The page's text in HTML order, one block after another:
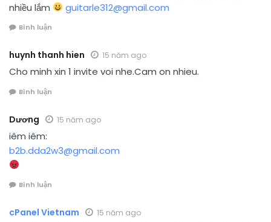
nhiều lắm
guitarle312@gmail.com
Bình luận
huynh thanh hien 15 năm ago
Cho minh xin 1 invite voi nhe.Cam on nhieu.
Bình luận
Dương 15 năm ago
iêm iêm:
b2b.dda2w3@gmail.com
Bình luận
cPanel Vietnam 15 năm ago